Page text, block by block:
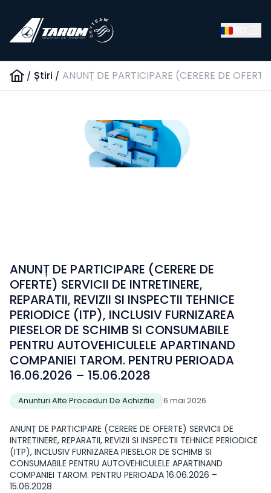
/ Știri / ANUNȚ DE PARTICIPARE (CERERE DE
ANUNȚ DE PARTICIPARE (CERERE DE
OFERTE) SERVICII DE INTRETINERE,
REPARATII, REVIZII SI INSPECTII TEHNICE
PERIODICE (ITP), INCLUSIV FURNIZAREA
PIESELOR DE SCHIMB SI CONSUMABILE
PENTRU AUTOVEHICULELE APARTINAND
COMPANIEI TAROM. PENTRU PERIOADA
16.06.2026 – 15.06.2028
Anunturi Alte Proceduri De Achizitie 6 mai 2026
ANUNȚ DE PARTICIPARE (CERERE DE OFERTE) SERVICII DE
INTRETINERE, REPARATII, REVIZII SI INSPECTII TEHNICE PERIODICE
(ITP), INCLUSIV FURNIZAREA PIESELOR DE SCHIMB SI
CONSUMABILE PENTRU AUTOVEHICULELE APARTINAND
COMPANIEI TAROM. PENTRU PERIOADA 16.06.2026 –
15.06.2028